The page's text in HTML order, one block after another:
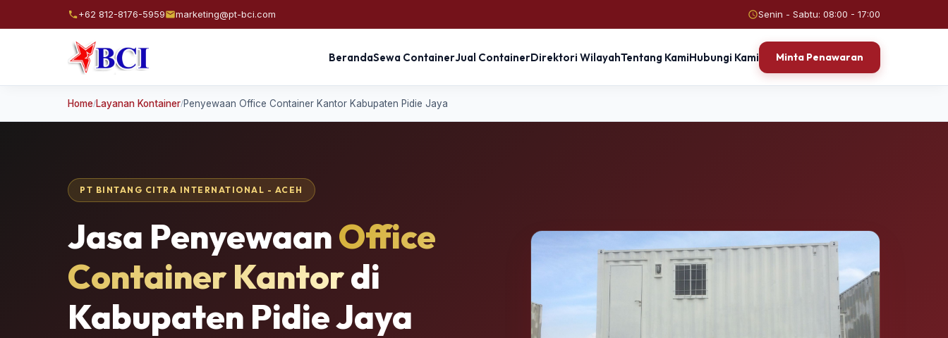
+62 812-8176-5959 marketing@pt-bci.com Senin - Sabtu: 08:00 - 17:00
BerandaSewa ContainerJual ContainerDirektori WilayahTentang KamiHubungi Kami Minta Penawaran
Home/Layanan Kontainer/Penyewaan Office Container Kantor Kabupaten Pidie Jaya
PT BINTANG CITRA INTERNATIONAL - ACEH
Jasa PenyewaanOffice
Container Kantordi
Kabupaten Pidie Jaya